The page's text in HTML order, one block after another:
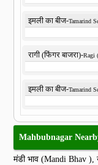
इमली का बीज-Tamarind
रागी (फिंगर बाजरा)-Ragi
इमली का बीज-Tamarind
Mahbubnagar
मंडी भाव (Mandi Bhav ),